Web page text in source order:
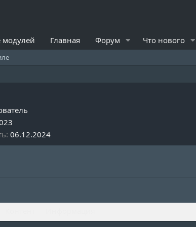
модулей Главная Форум Что нового
06.12.2024